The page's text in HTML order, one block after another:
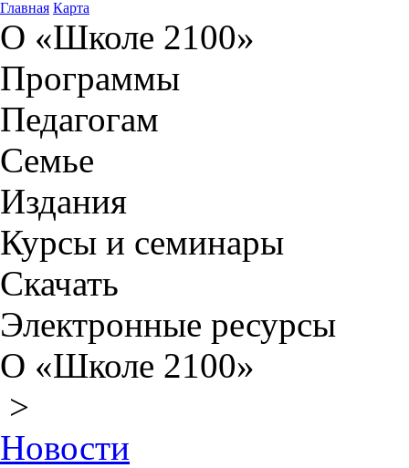
Главная Карта
О «Школе 2100»
Программы
Педагогам
Семье
Издания
Курсы и семинары
Скачать
Электронные ресурсы
О «Школе 2100»
>
Новости